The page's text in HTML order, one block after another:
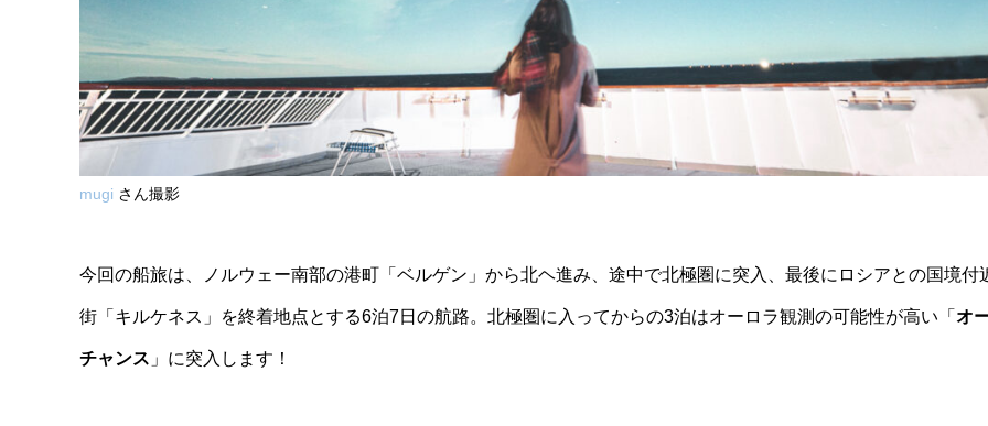
mugi さん撮影
今回の船旅は、ノルウェー南部の港町「ベルゲン」から北ヘ進み、途中で北極圏に突入、最後にロシアとの国境付
街「キルケネス」を終着地点とする6泊7日の航路。北極圏に入ってからの3泊はオーロラ観測の可能性が高い「 オ
チャンス 」に突入します！